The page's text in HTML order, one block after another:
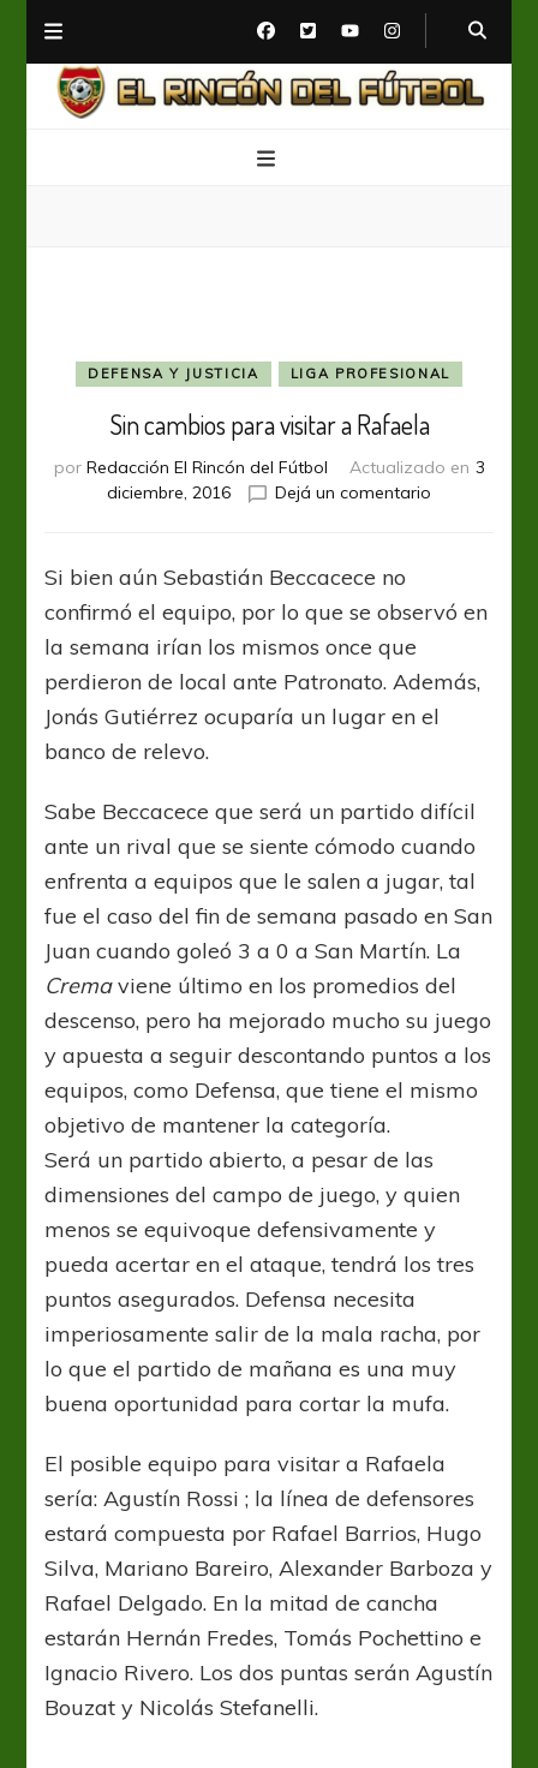
DEFENSA Y JUSTICIA LIGA PROFESIONAL
Sin cambios para visitar a Rafaela
por Redacción El Rincón del Fútbol Actualizado en 3
diciembre, 2016
Dejá un comentario
a
Si bien aún Sebastián Beccacece no
confirmó el equipo, por lo que se observó en
la semana irían los mismos once que
perdieron de local ante Patronato. Además,
Jonás Gutiérrez ocuparía un lugar en el
banco de relevo.
Sabe Beccacece que será un partido difícil
ante un rival que se siente cómodo cuando
enfrenta a equipos que le salen a jugar, tal
fue el caso del fin de semana pasado en San
Juan cuando goleó 3 a 0 a San Martín. La
Cremaviene último en los promedios del
descenso, pero ha mejorado mucho su juego
y apuesta a seguir descontando puntos a los
equipos, como Defensa, que tiene el mismo
objetivo de mantener la categoría.
Será un partido abierto, a pesar de las
dimensiones del campo de juego, y quien
menos se equivoque defensivamente y
pueda acertar en el ataque, tendrá los tres
puntos asegurados. Defensa necesita
imperiosamente salir de la mala racha, por
lo que el partido de mañana es una muy
buena oportunidad para cortar la mufa.
El posible equipo para visitar a Rafaela
sería: Agustín Rossi ; la línea de defensores
estará compuesta por Rafael Barrios, Hugo
Silva, Mariano Bareiro, Alexander Barboza y
Rafael Delgado. En la mitad de cancha
estarán Hernán Fredes, Tomás Pochettino e
Ignacio Rivero. Los dos puntas serán Agustín
Bouzat y Nicolás Stefanelli.